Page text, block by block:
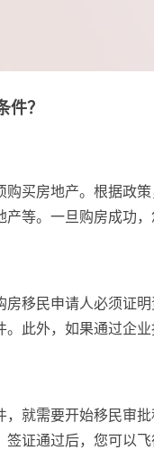
件？
购买房地产。根据政
等。一旦购房成功
移民申请人必须证
此外，如果通过企
就需要开始移民审
证通过后，您可以